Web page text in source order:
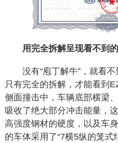
用完全拆解呈现看不到
没有“庖丁解牛”，就看
只有完全的拆解，才能看到
侧面撞击中，车辆底部横梁
吸收了绝大部分冲击能量，
高强度钢材的硬度，以及车
的车体采用了“7横5纵的笼式